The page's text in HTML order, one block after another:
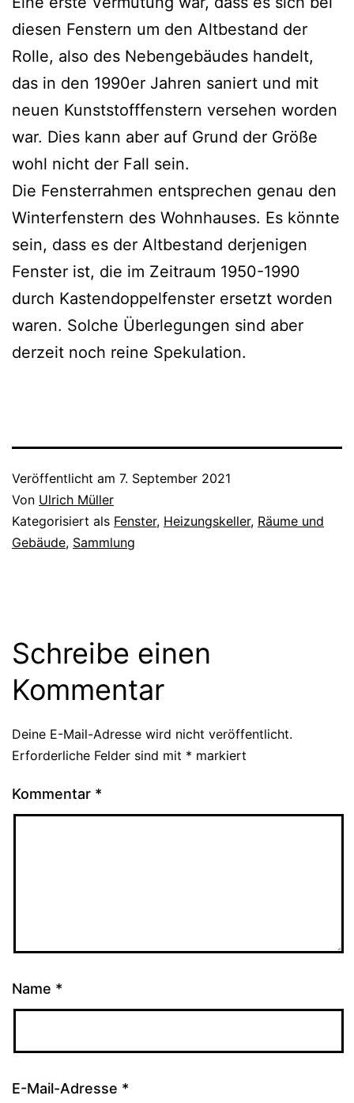
diesen Fenstern um den Altbestand der
Rolle, also des Nebengebäudes handelt,
das in den 1990er Jahren saniert und mit
neuen Kunststofffenstern versehen worden
war. Dies kann aber auf Grund der Größe
wohl nicht der Fall sein.
Die Fensterrahmen entsprechen genau den
Winterfenstern des Wohnhauses. Es könnte
sein, dass es der Altbestand derjenigen
Fenster ist, die im Zeitraum 1950-1990
durch Kastendoppelfenster ersetzt worden
waren. Solche Überlegungen sind aber
derzeit noch reine Spekulation.
Veröffentlicht am 7. September 2021
Von Ulrich Müller
Kategorisiert als Fenster, Heizungskeller, Räume und
Gebäude, Sammlung
Schreibe einen
Kommentar
Deine E-Mail-Adresse wird nicht veröffentlicht.
Erforderliche Felder sind mit * markiert
Kommentar *
Name *
E-Mail-Adresse *